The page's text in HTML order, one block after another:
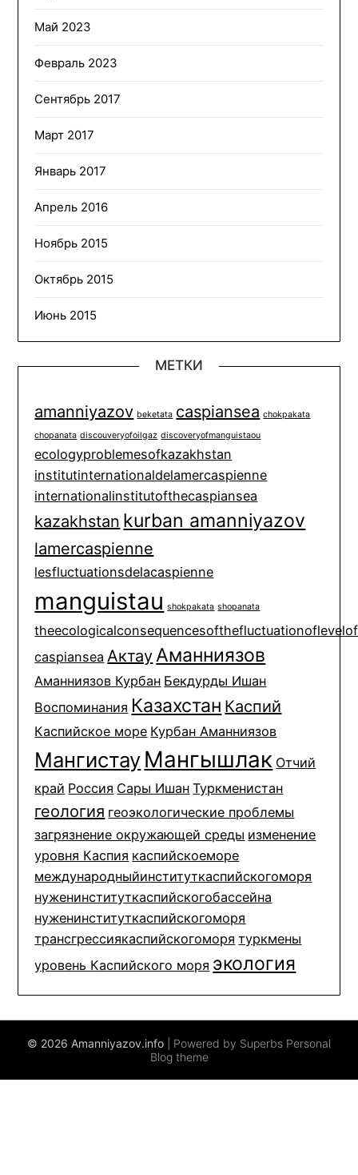
Май 2023
Февраль 2023
Сентябрь 2017
Март 2017
Январь 2017
Апрель 2016
Ноябрь 2015
Октябрь 2015
Июнь 2015
МЕТКИ
amanniyazov beketata caspiansea chokpakata
chopanata discouveryofoilgaz discoveryofmanguistaou
ecologyproblemesofkazakhstan
institutinternationaldelamercaspienne
internationalinstitutofthecaspiansea
kazakhstan kurban amanniyazov
lamercaspienne
lesfluctuationsdelacaspienne
manguistau shokpakata shopanata
caspiansea АктауАманниязов
Аманниязов Курбан Бекдурды Ишан
Воспоминания Казахстан Каспий
Каспийское море Курбан Аманниязов
МангистауМангышлак Отчий
край Россия Сары Ишан Туркменистан
геология геоэкологические проблемы
загрязнение окружающей среды изменение
уровня Каспия каспийскоеморе
международныйинституткаспийскогоморя
нуженинституткаспийскогобассейна
нуженинституткаспийскогоморя
трансгрессиякаспийскогоморя туркмены
уровень Каспийского моря экология
© 2026 Amanniyazov.info | Powered by Superbs Personal
Blog theme